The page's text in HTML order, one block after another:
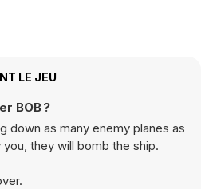
LE JEU
BOB ?
down as many enemy planes as
they will bomb the ship.